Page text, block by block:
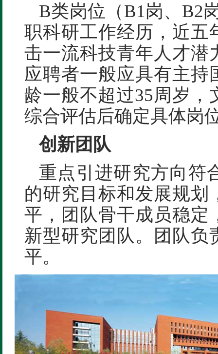
B类岗位（B1岗、B2
职科研工作经历，近五
击一流科技青年人才潜
应聘者一般应具有主持
龄一般不超过35周岁，
综合评估后确定具体岗
创新团队
重点引进研究方向符
的研究目标和发展规划
平，团队骨干成员稳定
新型研究团队。团队负
平。